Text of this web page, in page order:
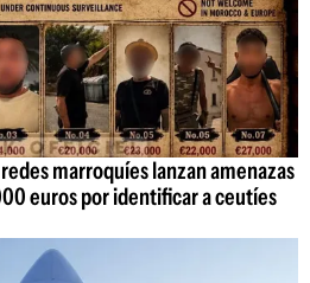
marroquíes lanzan amenazas
euros por identificar a ceutíes